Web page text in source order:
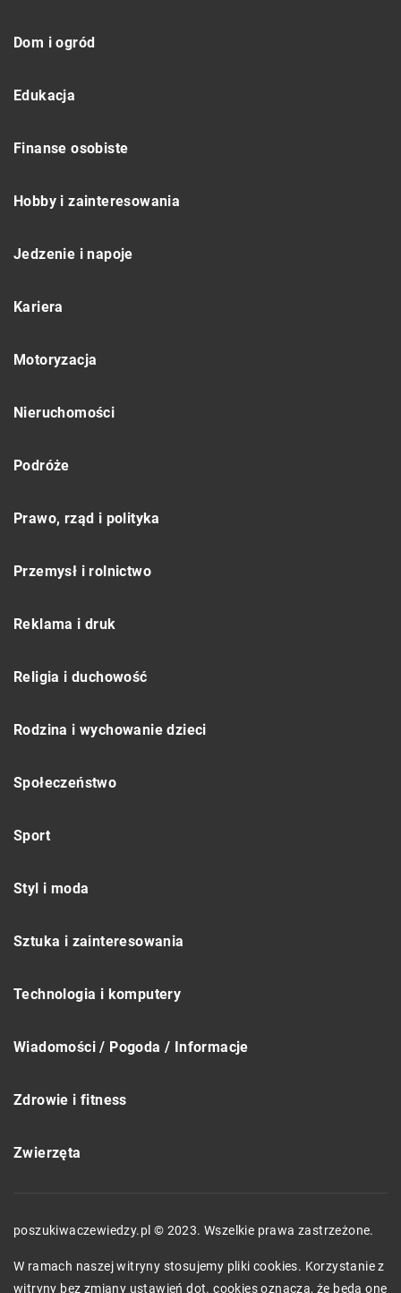
Dom i ogród
Edukacja
Finanse osobiste
Hobby i zainteresowania
Jedzenie i napoje
Kariera
Motoryzacja
Nieruchomości
Podróże
Prawo, rząd i polityka
Przemysł i rolnictwo
Reklama i druk
Religia i duchowość
Rodzina i wychowanie dzieci
Społeczeństwo
Sport
Styl i moda
Sztuka i zainteresowania
Technologia i komputery
Wiadomości / Pogoda / Informacje
Zdrowie i fitness
Zwierzęta
poszukiwaczewiedzy.pl © 2023. Wszelkie prawa zastrzeżone.
W ramach naszej witryny stosujemy pliki cookies. Korzystanie z
witryny bez zmiany ustawień dot. cookies oznacza, że będą one